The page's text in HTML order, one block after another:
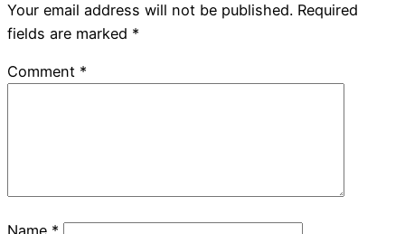
Your email address will not be published. Required
fields are marked *
Comment *
Name *